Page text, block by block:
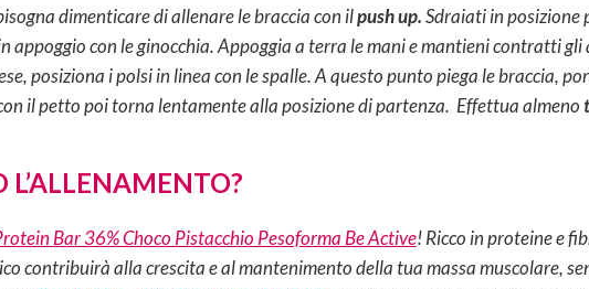
dimenticare di allenare le braccia con ilpush up.Sdraiati in posizione
appoggio con le ginocchia. Appoggia a terra le mani e mantieni contratti gli
posiziona i polsi in linea con le spalle. A questo punto piega le braccia,
il petto poi torna lentamente alla posizione di partenza. Effettua almeno
L’ALLENAMENTO?
Bar 36% Choco Pistacchio Pesoforma Be Active! Ricco in proteine e
contribuirà alla crescita e al mantenimento della tua massa muscolare,